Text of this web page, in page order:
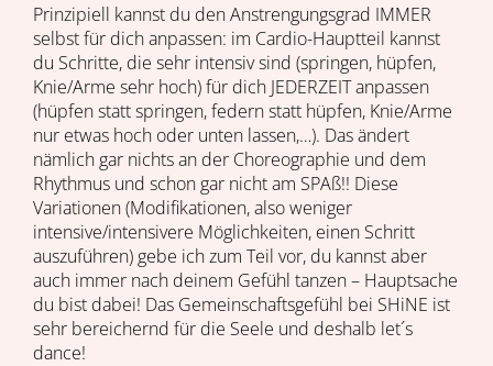
Prinzipiell kannst du den Anstrengungsgrad IMMER
selbst für dich anpassen: im Cardio-Hauptteil kannst
du Schritte, die sehr intensiv sind (springen, hüpfen,
Knie/Arme sehr hoch) für dich JEDERZEIT anpassen
(hüpfen statt springen, federn statt hüpfen, Knie/Arme
nur etwas hoch oder unten lassen,…). Das ändert
nämlich gar nichts an der Choreographie und dem
Rhythmus und schon gar nicht am SPAß!! Diese
Variationen (Modifikationen, also weniger
intensive/intensivere Möglichkeiten, einen Schritt
auszuführen) gebe ich zum Teil vor, du kannst aber
auch immer nach deinem Gefühl tanzen – Hauptsache
du bist dabei! Das Gemeinschaftsgefühl bei SHiNE ist
sehr bereichernd für die Seele und deshalb let´s
dance!